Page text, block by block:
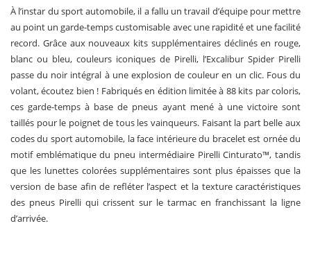
À l’instar du sport automobile, il a fallu un travail d’équipe pour mettre
au point un garde-temps customisable avec une rapidité et une facilité
record. Grâce aux nouveaux kits supplémentaires déclinés en rouge,
blanc ou bleu, couleurs iconiques de Pirelli, l’Excalibur Spider Pirelli
passe du noir intégral à une explosion de couleur en un clic. Fous du
volant, écoutez bien ! Fabriqués en édition limitée à 88 kits par coloris,
ces garde-temps à base de pneus ayant mené à une victoire sont
taillés pour le poignet de tous les vainqueurs. Faisant la part belle aux
codes du sport automobile, la face intérieure du bracelet est ornée du
motif emblématique du pneu intermédiaire Pirelli Cinturato™, tandis
que les lunettes colorées supplémentaires sont plus épaisses que la
version de base afin de refléter l’aspect et la texture caractéristiques
des pneus Pirelli qui crissent sur le tarmac en franchissant la ligne
d’arrivée.